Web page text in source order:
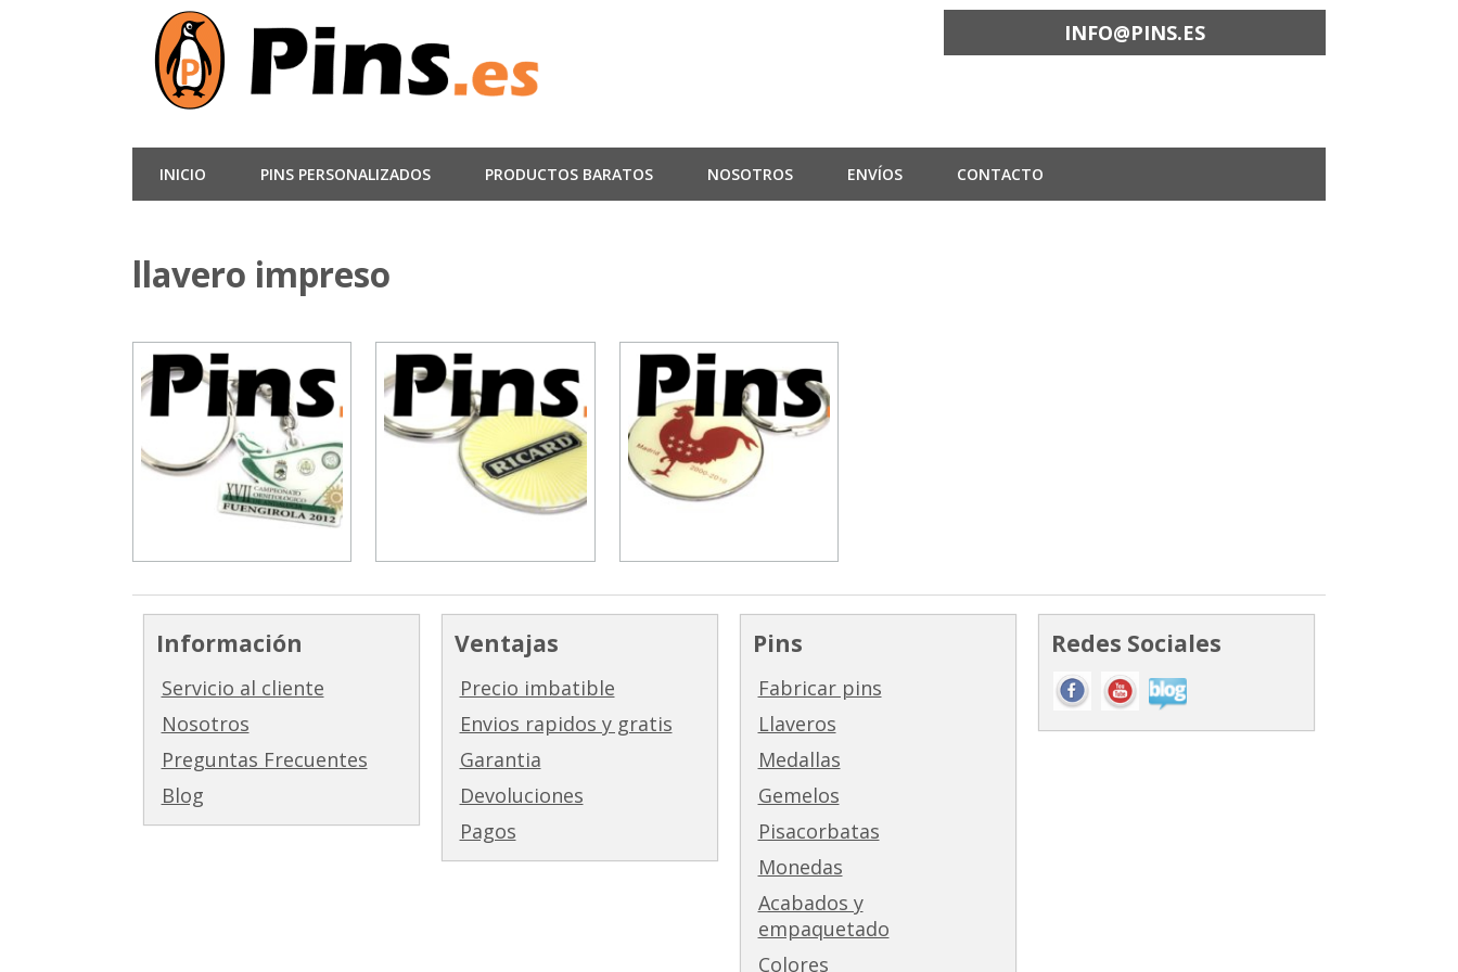
INFO@PINS.ES
INICIO PINS PERSONALIZADOS PRODUCTOS BARATOS NOSOTROS ENVÍOS CONTACTO
llavero impreso
Información
Servicio al cliente
Nosotros
Preguntas Frecuentes
Blog
Ventajas
Precio imbatible
Envios rapidos y gratis
Garantia
Devoluciones
Pagos
Pins
Fabricar pins
Llaveros
Medallas
Gemelos
Pisacorbatas
Monedas
Acabados y
empaquetado
Colores
Redes Sociales